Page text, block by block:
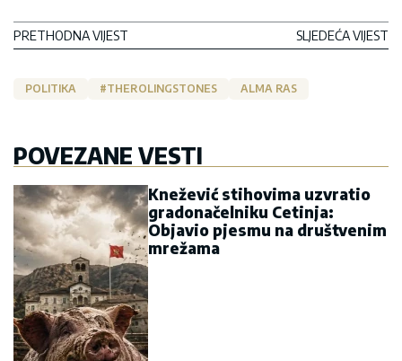
PRETHODNA VIJEST SLJEDEĆA VIJEST
POLITIKA #THEROLINGSTONES ALMA RAS
POVEZANE VESTI
Knežević stihovima uzvratio
gradonačelniku Cetinja:
Objavio pjesmu na društvenim
mrežama